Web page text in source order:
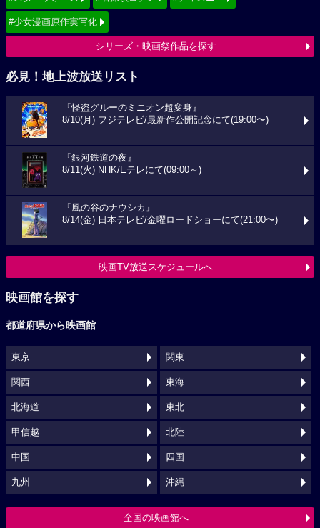
#少女漫画原作実写化
シリーズ・映画祭作品を探す
必見！地上波放送リスト
『怪盗グルーのミニオン超変身』
8/10(月) フジテレビ/最新作公開記念にて(19:00〜)
『銀河鉄道の夜』
8/11(火) NHK/Eテレにて(09:00～)
『風の谷のナウシカ』
8/14(金) 日本テレビ/金曜ロードショーにて(21:00〜)
映画TV放送スケジュールへ
映画館を探す
都道府県から映画館
東京 関東
関西 東海
北海道 東北
甲信越 北陸
中国 四国
九州 沖縄
全国の映画館へ